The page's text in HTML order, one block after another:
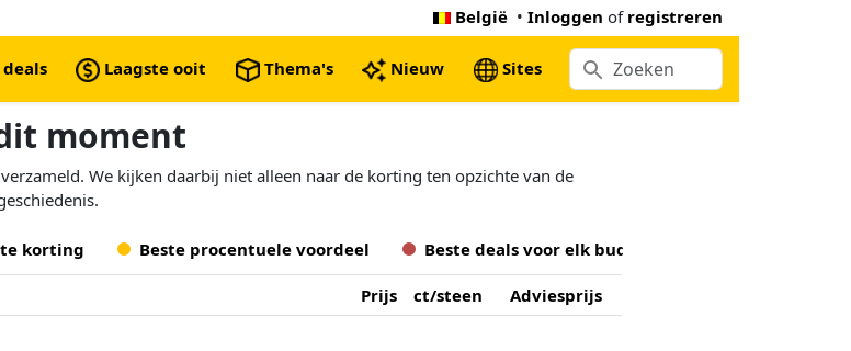
België • Inloggen of registreren
Laagste ooit Thema's Nieuw Sites
moment
We kijken daarbij niet alleen naar de korting ten opzichte van de
korting Beste procentuele voordeel Beste deals voor elkbudget
Prijs ct/steen Adviesprijs